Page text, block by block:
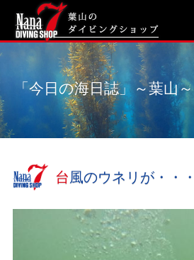
「今日の海日誌」～葉山～
台風のウネリが・・・